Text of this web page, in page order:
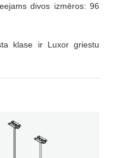
divos izmēros: 96
klase ir Luxor griestu